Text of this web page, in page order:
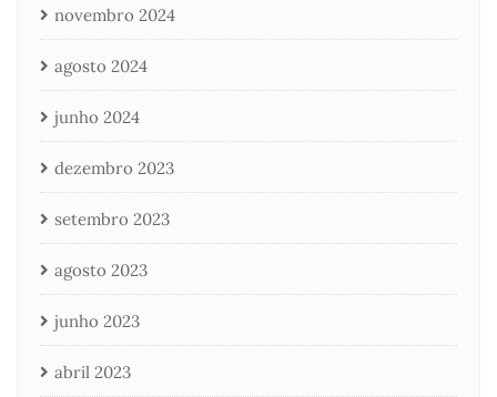
novembro 2024
agosto 2024
junho 2024
dezembro 2023
setembro 2023
agosto 2023
junho 2023
abril 2023